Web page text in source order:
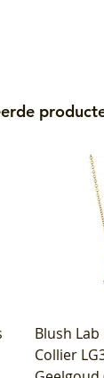
Blush
Collier